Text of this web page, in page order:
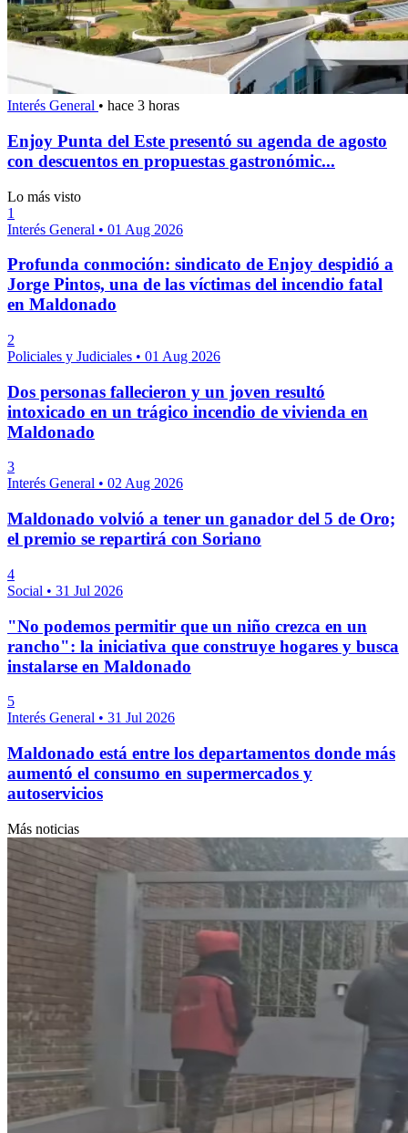
Interés General • hace 3 horas
Enjoy Punta del Este presentó su agenda de agosto
con descuentos en propuestas gastronómic...
Lo más visto
1
Interés General • 01 Aug 2026
Profunda conmoción: sindicato de Enjoy despidió a
Jorge Pintos, una de las víctimas del incendio fatal
en Maldonado
2
Policiales y Judiciales • 01 Aug 2026
Dos personas fallecieron y un joven resultó
intoxicado en un trágico incendio de vivienda en
Maldonado
3
Interés General • 02 Aug 2026
Maldonado volvió a tener un ganador del 5 de Oro;
el premio se repartirá con Soriano
4
Social • 31 Jul 2026
"No podemos permitir que un niño crezca en un
rancho": la iniciativa que construye hogares y busca
instalarse en Maldonado
5
Interés General • 31 Jul 2026
Maldonado está entre los departamentos donde más
aumentó el consumo en supermercados y
autoservicios
Más noticias